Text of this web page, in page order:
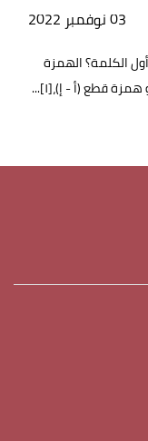
03 نوفمبر 2022
الكلمة؟ الهمزة
قطع (أ - إ)،[١]...